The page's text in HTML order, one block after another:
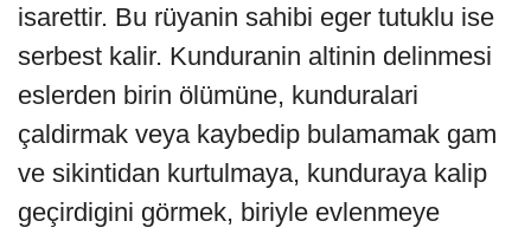
isarettir. Bu rüyanin sahibi eger tutuklu ise
serbest kalir. Kunduranin altinin delinmesi
eslerden birin ölümüne, kunduralari
çaldirmak veya kaybedip bulamamak gam
ve sikintidan kurtulmaya, kunduraya kalip
geçirdigini görmek, biriyle evlenmeye